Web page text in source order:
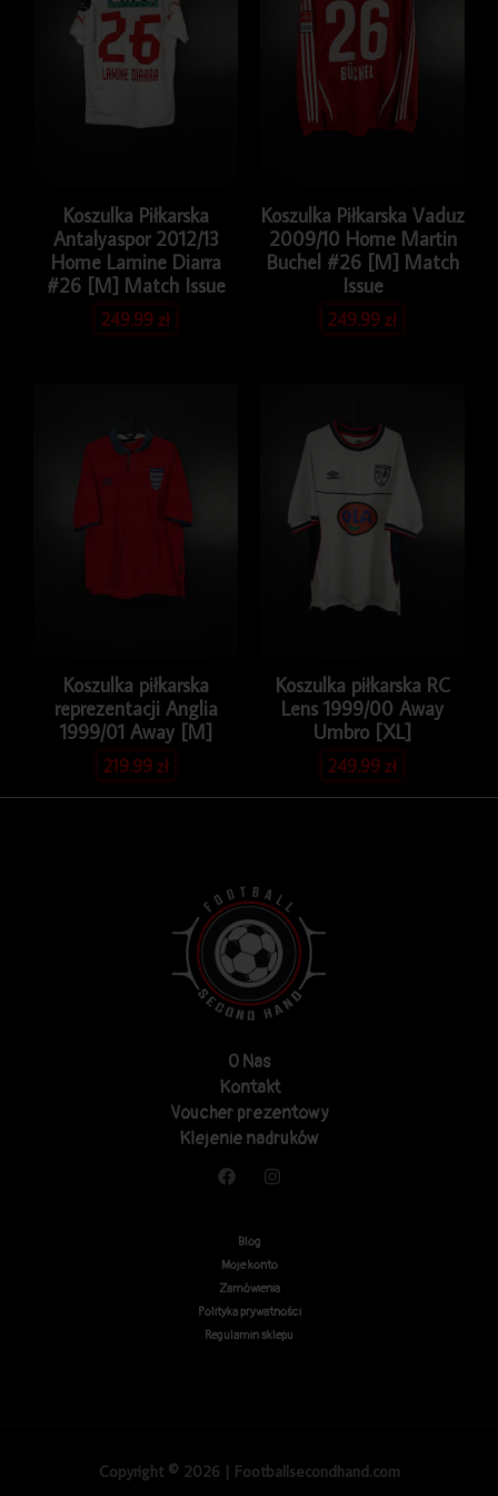
Koszulka Piłkarska
Antalyaspor 2012/13
Home Lamine Diarra
#26 [M] Match Issue
249.99zł
Koszulka Piłkarska Vaduz
2009/10 Home Martin
Buchel #26 [M] Match
Issue
249.99zł
Koszulka piłkarska
reprezentacji Anglia
1999/01 Away [M]
219.99zł
Koszulka piłkarska RC
Lens 1999/00 Away
Umbro [XL]
249.99zł
O Nas
Kontakt
Voucher prezentowy
Klejenie nadruków
Blog
Moje konto
Zamówienia
Polityka prywatności
Regulamin sklepu
Copyright © 2026 | Footballsecondhand.com